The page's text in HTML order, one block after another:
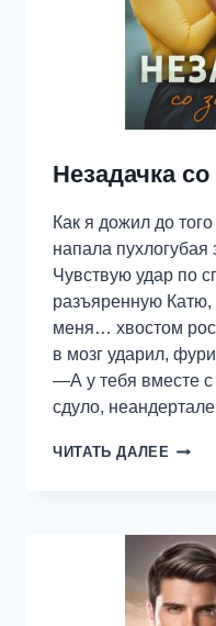
Незадачка
Как я дожил до
напала
Чувствую удар по
разъяренную Катю,
меня… хвостом
в мозг ударил,
—А у тебя вместе с
сдуло,
ЧИТАТЬ ДАЛЕЕ